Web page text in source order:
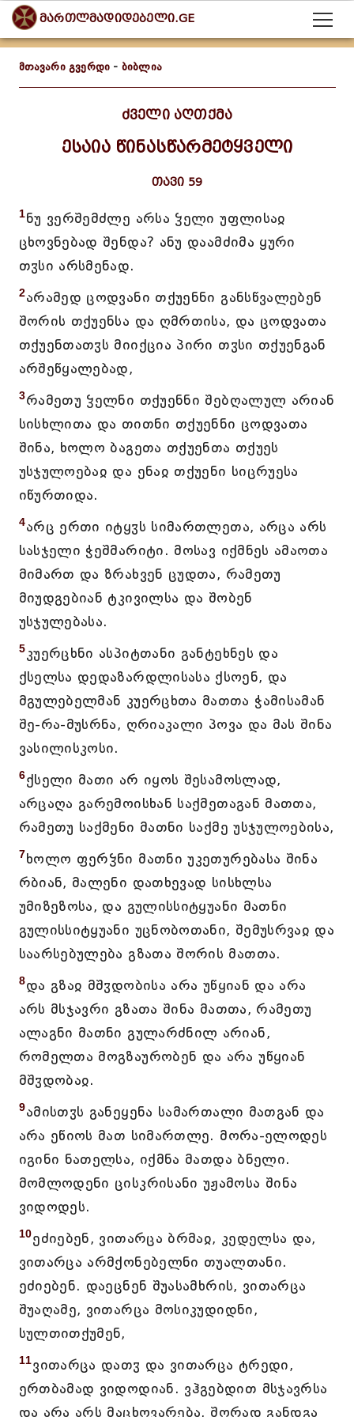
მართლმადიდებელი.GE
მთავარი გვერდი - ბიბლია
ძველი აღთქმა
ესაია წინასწარმეტყველი
თავი 59
1ნუ ვერშემძლე არსა ჴელი უფლისაჲ
ცხოვნებად შენდა? ანუ დაამძიმა ყური
თჳსი არსმენად.
2არამედ ცოდვანი თქუენნი განსწვალებენ
შორის თქუენსა და ღმრთისა, და ცოდვათა
თქუენთათჳს მიიქცია პირი თჳსი თქუენგან
არშეწყალებად,
3რამეთუ ჴელნი თქუენნი შებღალულ არიან
სისხლითა და თითნი თქუენნი ცოდვათა
შინა, ხოლო ბაგეთა თქუენთა თქუეს
უსჯულოებაჲ და ენაჲ თქუენი სიცრუესა
იწურთიდა.
4არც ერთი იტყჳს სიმართლეთა, არცა არს
სასჯელი ჭეშმარიტი. მოსავ იქმნეს ამაოთა
მიმართ და ზრახვენ ცუდთა, რამეთუ
მიუდგებიან ტკივილსა და შობენ
უსჯულებასა.
5კუერცხნი ასპიტთანი განტეხნეს და
ქსელსა დედაზარდლისასა ქსოენ, და
მგულებელმან კუერცხთა მათთა ჭამისამან
შე-რა-მუსრნა, ღრიაკალი პოვა და მას შინა
ვასილისკოსი.
6ქსელი მათი არ იყოს შესამოსლად,
არცაღა გარემოისხან საქმეთაგან მათთა,
რამეთუ საქმენი მათნი საქმე უსჯულოებისა,
7ხოლო ფერჴნი მათნი უკეთურებასა შინა
რბიან, მალენი დათხევად სისხლსა
უმიზეზოსა, და გულისსიტყუანი მათნი
გულისსიტყუანი უცნობოთანი, შემუსრვაჲ და
საარსებულება გზათა შორის მათთა.
8და გზაჲ მშჳდობისა არა უწყიან და არა
არს მსჯავრი გზათა შინა მათთა, რამეთუ
ალაგნი მათნი გულარძნილ არიან,
რომელთა მოგზაურობენ და არა უწყიან
მშჳდობაჲ.
9ამისთჳს განეყენა სამართალი მათგან და
არა ეწიოს მათ სიმართლე. მორა-ელოდეს
იგინი ნათელსა, იქმნა მათდა ბნელი.
მომლოდენი ცისკრისანი უჟამოსა შინა
ვიდოდეს.
10ეძიებენ, ვითარცა ბრმაჲ, კედელსა და,
ვითარცა არმქონებელნი თუალთანი.
ეძიებენ. დაეცნენ შუასამხრის, ვითარცა
შუაღამე, ვითარცა მოსიკუდიდნი,
სულთითქუმენ,
11ვითარცა დათჳ და ვითარცა ტრედი,
ერთბამად ვიდოდიან. ვჰგებდით მსჯავრსა
და არა არს მაცხოვარება, შორად განდგა